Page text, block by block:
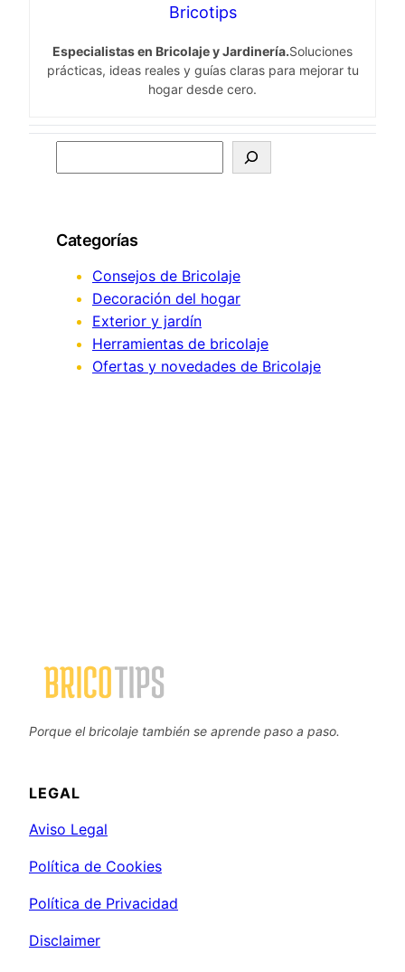
Bricotips
Especialistas en Bricolaje y Jardinería.Soluciones
prácticas, ideas reales y guías claras para mejorar tu
hogar desde cero.
e
c
Categorías
Consejos de Bricolaje
Decoración del hogar
Exterior y jardín
Herramientas de bricolaje
Ofertas y novedades de Bricolaje
Porque el bricolaje también se aprende paso a paso.
LEGAL
Aviso Legal
Política de Cookies
Política de Privacidad
Disclaimer